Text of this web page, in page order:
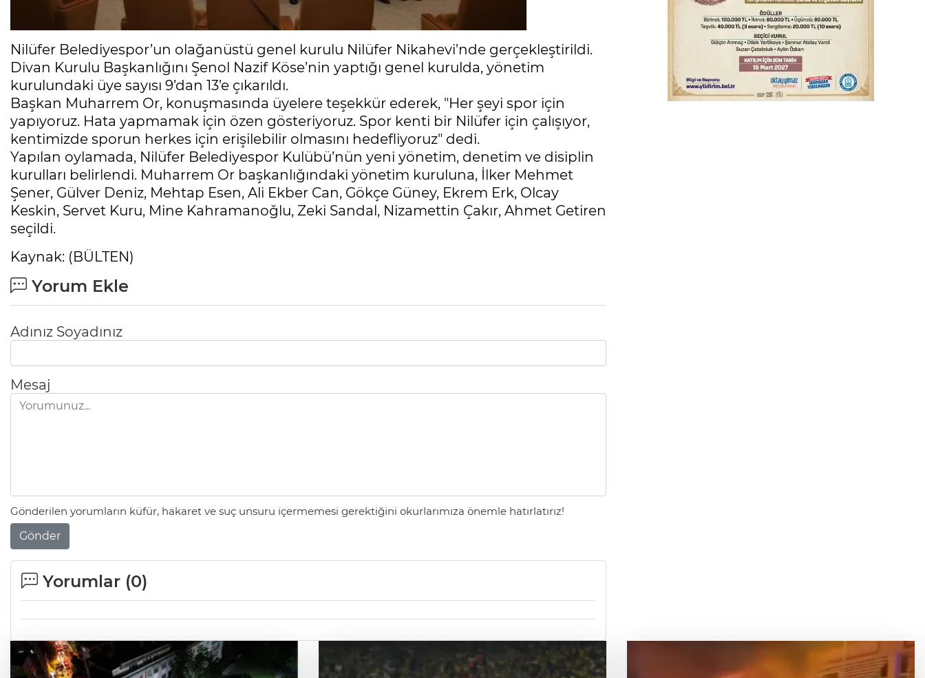
Nilüfer Belediyespor’un olağanüstü genel kurulu Nilüfer Nikahevi’nde gerçekleştirildi.
Divan Kurulu Başkanlığını Şenol Nazif Köse’nin yaptığı genel kurulda, yönetim
kurulundaki üye sayısı 9’dan 13’e çıkarıldı.
Başkan Muharrem Or, konuşmasında üyelere teşekkür ederek, "Her şeyi spor için
yapıyoruz. Hata yapmamak için özen gösteriyoruz. Spor kenti bir Nilüfer için çalışıyor,
kentimizde sporun herkes için erişilebilir olmasını hedefliyoruz" dedi.
Yapılan oylamada, Nilüfer Belediyespor Kulübü’nün yeni yönetim, denetim ve disiplin
kurulları belirlendi. Muharrem Or başkanlığındaki yönetim kuruluna, İlker Mehmet
Şener, Gülver Deniz, Mehtap Esen, Ali Ekber Can, Gökçe Güney, Ekrem Erk, Olcay
Keskin, Servet Kuru, Mine Kahramanoğlu, Zeki Sandal, Nizamettin Çakır, Ahmet Getiren
seçildi.
Kaynak: (BÜLTEN)
Yorum Ekle
Adınız Soyadınız
Mesaj
Gönderilen yorumların küfür, hakaret ve suç unsuru içermemesi gerektiğini okurlarımıza önemle hatırlatırız!
Gönder
Yorumlar (0)
Bursa’da bugün hava nasıl olacak?
Bursa'da kontrolden çıkan araç orta
refüje çıktı